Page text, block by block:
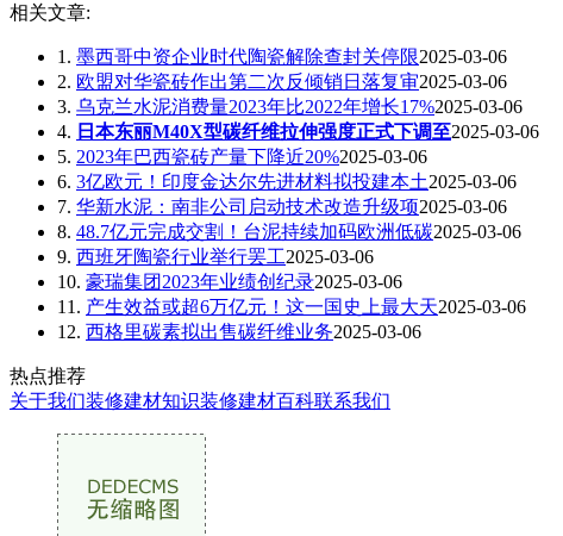
相关文章:
1. 墨西哥中资企业时代陶瓷解除查封关停限2025-03-06
2. 欧盟对华瓷砖作出第二次反倾销日落复审2025-03-06
3. 乌克兰水泥消费量2023年比2022年增长17%2025-03-06
4. 日本东丽M40X型碳纤维拉伸强度正式下调至2025-03-06
5. 2023年巴西瓷砖产量下降近20%2025-03-06
6. 3亿欧元！印度金达尔先进材料拟投建本土2025-03-06
7. 华新水泥：南非公司启动技术改造升级项2025-03-06
8. 48.7亿元完成交割！台泥持续加码欧洲低碳2025-03-06
9. 西班牙陶瓷行业举行罢工2025-03-06
10. 豪瑞集团2023年业绩创纪录2025-03-06
11. 产生效益或超6万亿元！这一国史上最大天2025-03-06
12. 西格里碳素拟出售碳纤维业务2025-03-06
热点推荐
关于我们装修建材知识装修建材百科联系我们